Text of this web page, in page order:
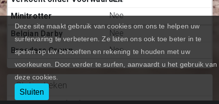
Nee
Nee
Nee
Statiestieken
Deze site maakt gebruik van cookies om ons te helpen uw
surfervaring te verbeteren. Ze laten ons ook toe beter in te
spelen op uw behoeften en rekening te houden met uw
voorkeuren. Door verder te surfen, aanvaardt u het gebruik van
deze cookies.
Sluiten